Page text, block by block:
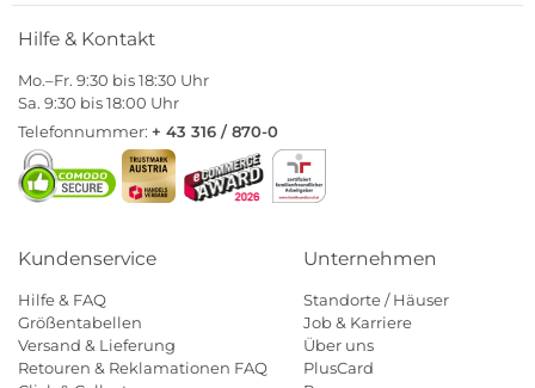
Hilfe & Kontakt
Mo.–Fr. 9:30 bis 18:30 Uhr
Sa. 9:30 bis 18:00 Uhr
Telefonnummer: + 43 316 / 870-0
Kundenservice
Hilfe & FAQ
Größentabellen
Versand & Lieferung
Retouren & Reklamationen FAQ
Unternehmen
Standorte / Häuser
Job & Karriere
Über uns
PlusCard